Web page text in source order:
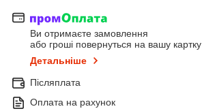
Ви отримаєте замовлення
або гроші повернуться на вашу картку
Детальніше
Післяплата
Оплата на рахунок